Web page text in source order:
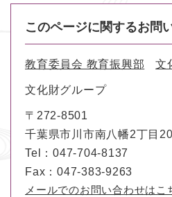
このページに関するお問
教育委員会 教育振興部 文
文化財グループ
〒272-8501
千葉県市川市南八幡2丁目
Tel：047-704-8137
Fax：047-383-9263
メールでのお問い合わせはこ